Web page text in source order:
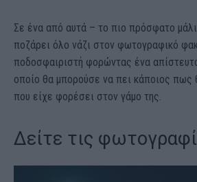
Σε ένα από αυτά – το πιο πρόσφατο
ποζάρει όλο νάζι στον φωτογραφικό
ποδοσφαιριστή φορώντας ένα
οποίο θα μπορούσε να πει κάποιος πως
που είχε φορέσει στον γάμο της.
Δείτε τις